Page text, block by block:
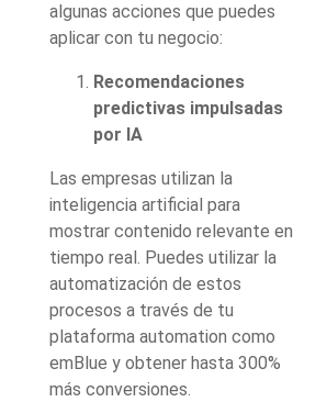
algunas acciones que puedes
aplicar con tu negocio:
Recomendaciones
predictivas impulsadas
por IA
Las empresas utilizan la
inteligencia artificial para
mostrar contenido relevante en
tiempo real. Puedes utilizar la
automatización de estos
procesos a través de tu
plataforma automation como
emBlue y obtener hasta 300%
más conversiones.